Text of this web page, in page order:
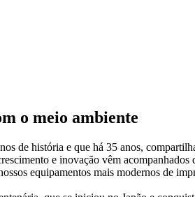
o meio ambiente
de história e que há 35 anos,
e inovação vêm
equipamentos mais modernos de